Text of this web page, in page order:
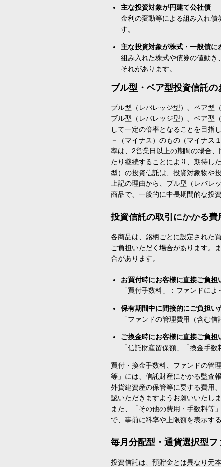
主な投資対象が円建て公社債
金利の変動等による組み入れ
す。
主な投資対象が株式・一般債
組み入れた株式や債券の値動
それがあります。
ブル型・ベア型投資信託
ブル型（レバレッジ型）、ベア型
ブル型（レバレッジ型）、ベア型
して一定の倍率となることを目指
－（マイナス）のもの（マイナス
率は、2営業日以上の期間の場合
たり継続することにより、期待し
型）の投資信託は、投資対象物や
上記の理由から、ブル型（レバレ
商品で、一般的に中長期間的な投
投資信託の取引にかかる費
各商品は、銘柄ごとに設定された
ご負担いただく場合があります。
合があります。
お買付時にお客様に直接ご負担
「買付手数料」：ファンドに
保有期間中に間接的にご負担い
「ファンドの管理費用（含む
ご換金時にお客様に直接ご負担
「信託財産留保額」「換金手
買付・換金手数料、ファンドの管
等」には、信託財産にかかる監査
外貨建資産の保管等に要する費用
認いただきますようお願いいたし
また、「その他の費用・手数料等
で、事前に料率や上限額を表示す
毎月分配型・通貨選択型
投資信託は、預貯金とは異なり元